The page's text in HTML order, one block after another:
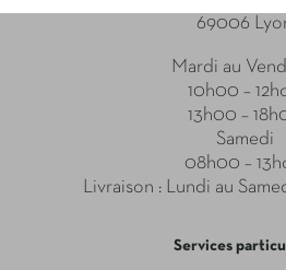
69006
Mardi au
10h00 –
13h00 –
Samedi
08h00 –
Livraison : Lundi au
Services